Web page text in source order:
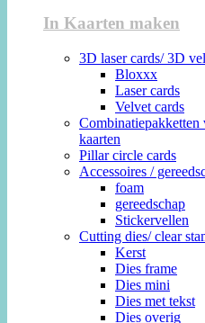
In Kaarten maken
3D laser cards/ 3D
Bloxxx
Laser cards
Velvet cards
Combinatiepakketten
kaarten
Pillar circle cards
Accessoires /
foam
gereedschap
Stickervellen
Cutting dies/ clear
Kerst
Dies frame
Dies mini
Dies met tekst
Dies overig